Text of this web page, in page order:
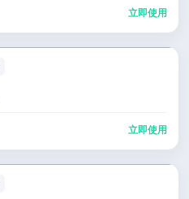
立即使用
立即使用